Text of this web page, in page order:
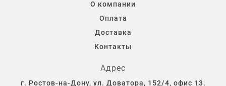
О компании
Оплата
Доставка
Контакты
Адрес
г. Ростов-на-Дону, ул. Доватора, 152/4, офис 13.